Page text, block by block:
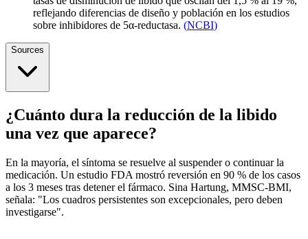
reflejando diferencias de diseño y población en los estudios
sobre inhibidores de 5α-reductasa. (NCBI)
Sources
¿Cuánto dura la reducción de la libido
una vez que aparece?
En la mayoría, el síntoma se resuelve al suspender o continuar la
medicación. Un estudio FDA mostró reversión en 90 % de los casos
a los 3 meses tras detener el fármaco. Sina Hartung, MMSC-BMI,
señala: "Los cuadros persistentes son excepcionales, pero deben
investigarse".